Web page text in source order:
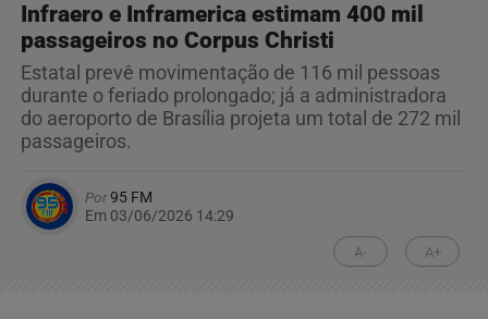
Infraero e Inframerica estimam 400 mil
passageiros no Corpus Christi
Estatal prevê movimentação de 116 mil pessoas
durante o feriado prolongado; já a administradora
do aeroporto de Brasília projeta um total de 272 mil
passageiros.
Por95 FM
Em 03/06/2026 14:29
A- A+